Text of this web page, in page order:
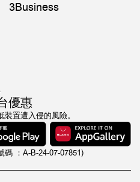
3Business
優惠
置遭入侵的風險。
碼 ：A-B-24-07-07851)